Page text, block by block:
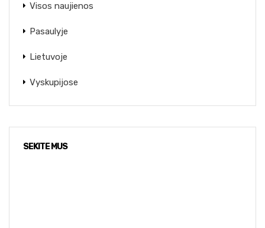
Visos naujienos
Pasaulyje
Lietuvoje
Vyskupijose
SEKITE MUS